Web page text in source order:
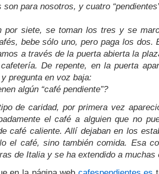
son para nosotros, y cuatro
por siete, se toman los tres y se
bebe sólo uno, pero paga los dos.
a través de la puerta abierta la
De repente, en la puerta
pregunta en voz baja:
algún “café pendiente”?
de caridad, por primera vez
el café a alguien que no
café caliente. Allí dejaban en los
el café, sino también comida. Esa
de Italia y se ha extendido a muchas